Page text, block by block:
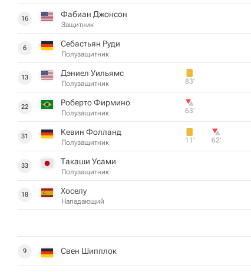
16 Фабиан Джонсон
Защитник
6 Себастьян Руди
Полузащитник
13 Дэниел Уильямс
Полузащитник 83‎’‎
22 Роберто Фирмино
Полузащитник 63‎’‎
31 Кевин Фолланд
Полузащитник 11‎’‎ 62‎’‎
33 Такаши Усами
Полузащитник
18 Хоселу
Нападающий
9 Свен Шипплок